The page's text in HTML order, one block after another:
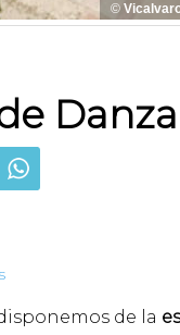
Danza
de la